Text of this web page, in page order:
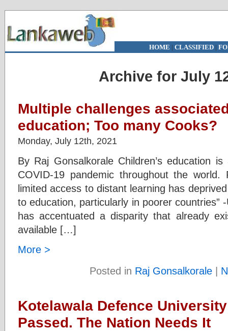
HOME | CLASSIFIED|
Archive for July
Multiple challenges
education; Too many Cooks?
Monday, July 12th, 2021
By Raj Gonsalkorale Children’s education
COVID-19 pandemic throughout the world.
limited access to distant learning has
to education, particularly in poorer countries”
has accentuated a disparity that already
available […]
More >
Posted in Raj Gonsalkorale |
Kotelawala Defence
Passed. The Nation Needs It